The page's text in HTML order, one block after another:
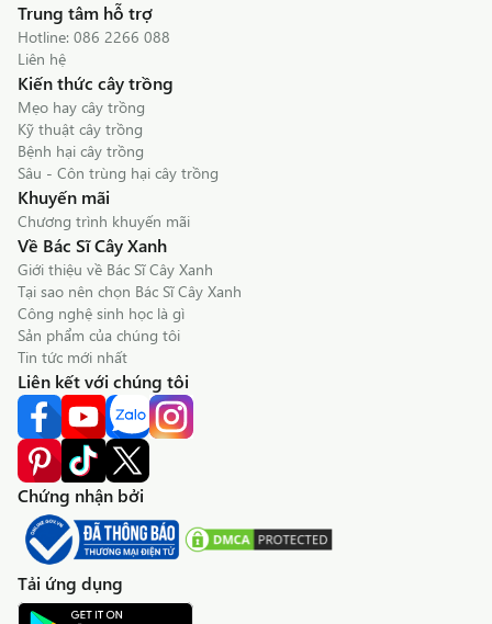
Trung tâm hỗ trợ
Hotline: 086 2266 088
Liên hệ
Kiến thức cây trồng
Mẹo hay cây trồng
Kỹ thuật cây trồng
Bệnh hại cây trồng
Sâu - Côn trùng hại cây trồng
Khuyến mãi
Chương trình khuyến mãi
Về Bác Sĩ Cây Xanh
Giới thiệu về Bác Sĩ Cây Xanh
Tại sao nên chọn Bác Sĩ Cây Xanh
Công nghệ sinh học là gì
Sản phẩm của chúng tôi
Tin tức mới nhất
Liên kết với chúng tôi
Chứng nhận bởi
Tải ứng dụng